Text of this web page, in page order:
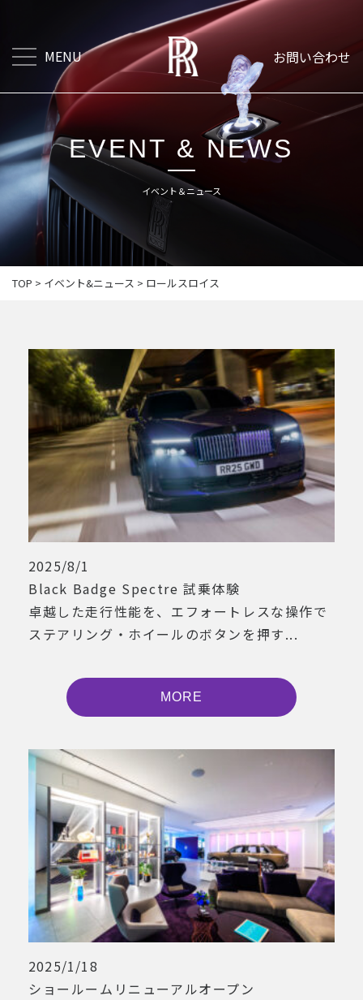
MENU お問い合わせ
EVENT & NEWS
イベント＆ニュース
TOP > イベント&ニュース > ロールスロイス
2025/8/1
Black Badge Spectre 試乗体験
卓越した走行性能を、エフォートレスな操作で
ステアリング・ホイールのボタンを押す...
MORE
2025/1/18
ショールームリニューアルオープン